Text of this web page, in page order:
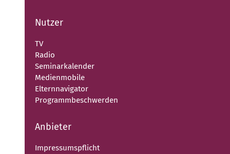
Nutzer
TV
Radio
Seminarkalender
Medienmobile
Elternnavigator
Programmbeschwerden
Anbieter
Impressumspflicht